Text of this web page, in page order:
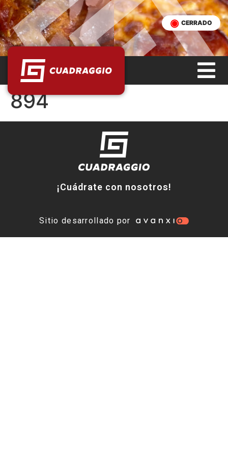
CERRADO
894
¡Cuádrate con nosotros!
Sitio desarrollado por